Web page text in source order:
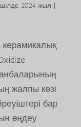
шілде, 2024 жыл|
керамикалық
жалпы көзі
бар
өңдеу